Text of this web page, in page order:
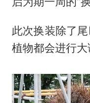
此次换装除了
植物都会进行大